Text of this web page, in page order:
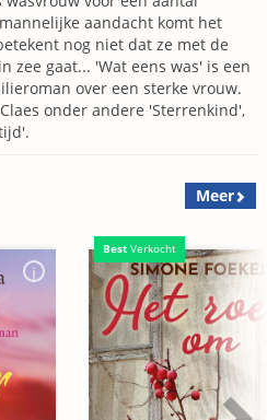
aandacht komt het
nog niet dat ze met de
zee gaat... 'Wat eens was' is een
over een sterke vrouw.
onder andere 'Sterrenkind',
Meer
Best Verkocht